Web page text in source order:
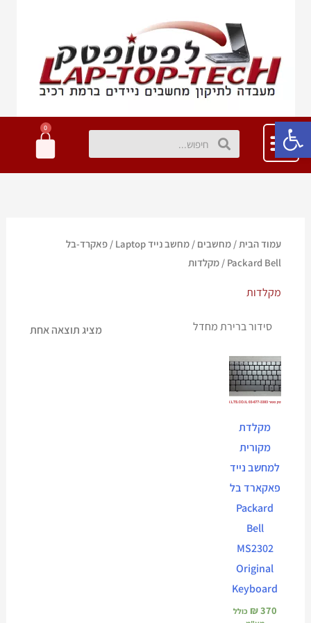
פתח סרגל נגישות חיפושחיפוש
0
עגלת
קניות
עמוד הבית/ מחשבים / מחשב נייד Laptop / פאקרד-בל
Packard Bell / מקלדות
מקלדות
מציג תוצאה אחת
מקלדת
מקורית
למחשב נייד
פאקארד בל
Packard
Bell
MS2302
Original
Keyboard
₪370
כולל